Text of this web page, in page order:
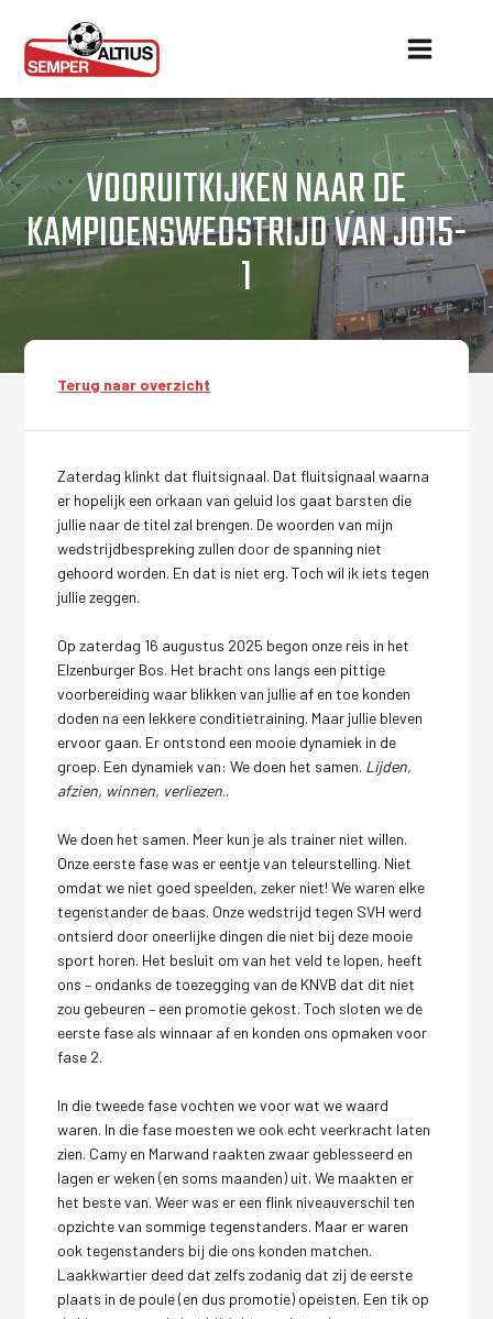
VOORUITKIJKEN NAAR DE
KAMPIOENSWEDSTRIJD VAN JO15-
1
Terug naar overzicht
Zaterdag klinkt dat fluitsignaal. Dat fluitsignaal waarna
er hopelijk een orkaan van geluid los gaat barsten die
jullie naar de titel zal brengen. De woorden van mijn
wedstrijdbespreking zullen door de spanning niet
gehoord worden. En dat is niet erg. Toch wil ik iets tegen
jullie zeggen.
Op zaterdag 16 augustus 2025 begon onze reis in het
Elzenburger Bos. Het bracht ons langs een pittige
voorbereiding waar blikken van jullie af en toe konden
doden na een lekkere conditietraining. Maar jullie bleven
ervoor gaan. Er ontstond een mooie dynamiek in de
groep. Een dynamiek van: We doen het samen. Lijden,
afzien, winnen, verliezen..
We doen het samen. Meer kun je als trainer niet willen.
Onze eerste fase was er eentje van teleurstelling. Niet
omdat we niet goed speelden, zeker niet! We waren elke
tegenstander de baas. Onze wedstrijd tegen SVH werd
ontsierd door oneerlijke dingen die niet bij deze mooie
sport horen. Het besluit om van het veld te lopen, heeft
ons – ondanks de toezegging van de KNVB dat dit niet
zou gebeuren – een promotie gekost. Toch sloten we de
eerste fase als winnaar af en konden ons opmaken voor
fase 2.
In die tweede fase vochten we voor wat we waard
waren. In die fase moesten we ook echt veerkracht laten
zien. Camy en Marwand raakten zwaar geblesseerd en
lagen er weken (en soms maanden) uit. We maakten er
het beste van. Weer was er een flink niveauverschil ten
opzichte van sommige tegenstanders. Maar er waren
ook tegenstanders bij die ons konden matchen.
Laakkwartier deed dat zelfs zodanig dat zij de eerste
plaats in de poule (en dus promotie) opeisten. Een tik op